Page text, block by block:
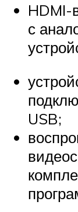
HDMI-
с
USB;